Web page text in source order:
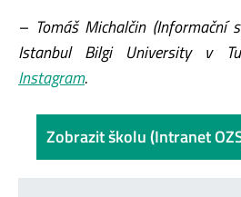
– Tomáš Michalčin (Informační
Istanbul Bilgi University v
Instagram.
Zobrazit školu (Intranet